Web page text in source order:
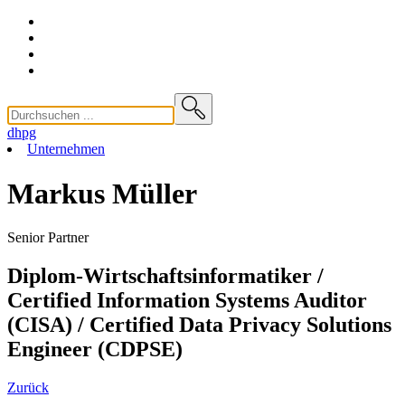
dhpg
Unternehmen
Markus Müller
Senior Partner
Diplom-Wirtschaftsinformatiker /
Certified Information Systems Auditor
(CISA) / Certified Data Privacy Solutions
Engineer (CDPSE)
Zurück